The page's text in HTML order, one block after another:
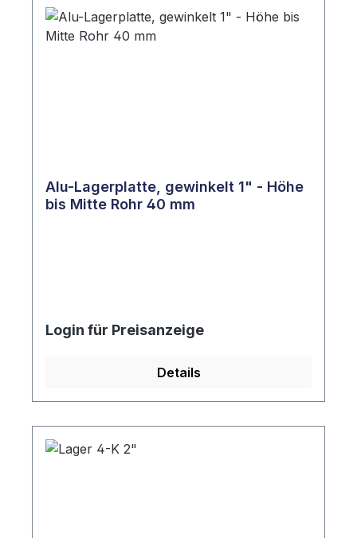
Alu-Lagerplatte, gewinkelt 1" - Höhe
bis Mitte Rohr 40 mm
Login für Preisanzeige
Details